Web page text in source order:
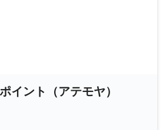
イント（アテモヤ）